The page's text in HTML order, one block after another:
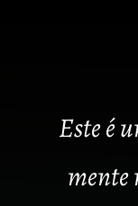
Este é
mente